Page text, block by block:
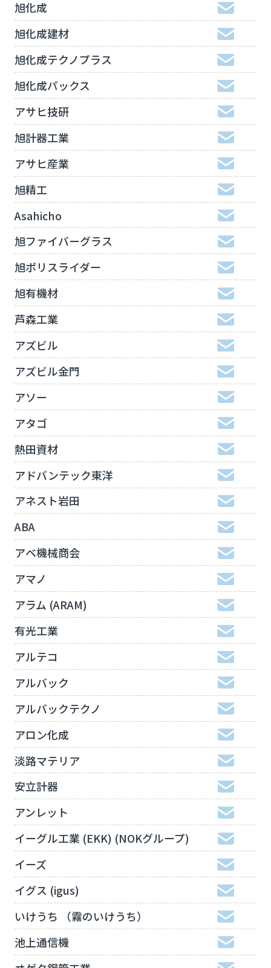
旭化成
旭化成建材
旭化成テクノプラス
旭化成パックス
アサヒ技研
旭計器工業
アサヒ産業
旭精工
Asahicho
旭ファイバーグラス
旭ポリスライダー
旭有機材
芦森工業
アズビル
アズビル金門
アソー
アタゴ
熱田資材
アドバンテック東洋
アネスト岩田
ABA
アベ機械商会
アマノ
アラム (ARAM)
有光工業
アルテコ
アルバック
アルバックテクノ
アロン化成
淡路マテリア
安立計器
アンレット
イーグル工業 (EKK) (NOKグループ)
イーズ
イグス (igus)
いけうち （霧のいけうち）
池上通信機